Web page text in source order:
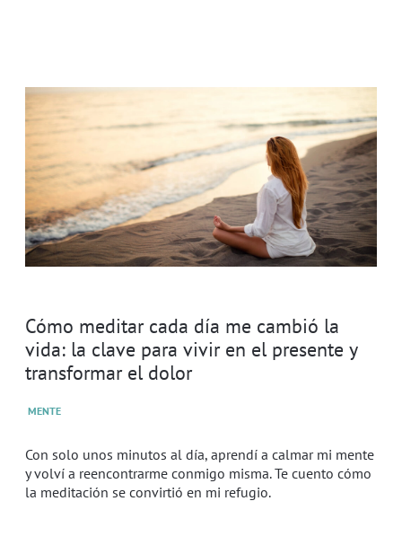
Cómo meditar cada día me cambió la
vida: la clave para vivir en el presente y
transformar el dolor
MENTE
Con solo unos minutos al día, aprendí a calmar mi mente
y volví a reencontrarme conmigo misma. Te cuento cómo
la meditación se convirtió en mi refugio.